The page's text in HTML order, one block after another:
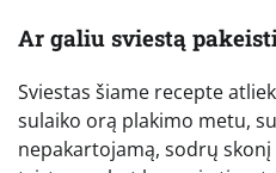
Ar galiu sviestą
Sviestas šiame recepte
sulaiko orą plakimo metu,
nepakartojamą, sodrų